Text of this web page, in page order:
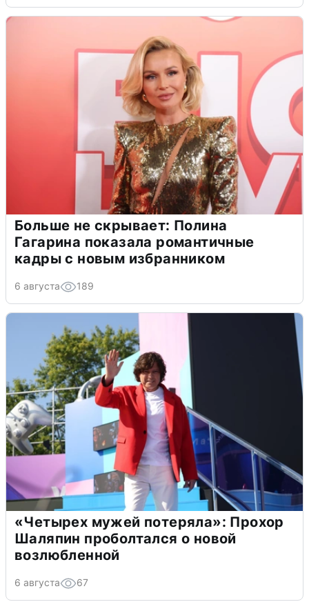
Больше не скрывает: Полина
Гагарина показала романтичные
кадры с новым избранником
6 августа 189
«Четырех мужей потеряла»: Прохор
Шаляпин проболтался о новой
возлюбленной
6 августа 67